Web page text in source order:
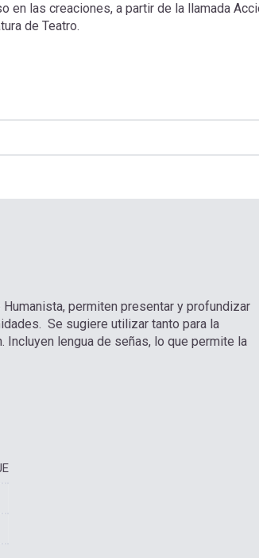
en las creaciones, a partir de la llamada
de Teatro.
permiten presentar y profundizar
Se sugiere utilizar tanto para la
lengua de señas, lo que permite la